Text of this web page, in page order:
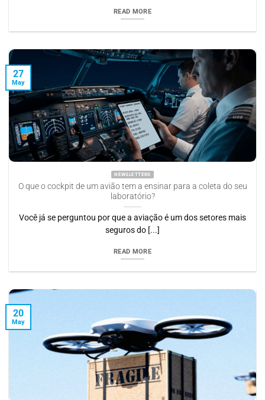
READ MORE
NEWSLETTERS
O que o cockpit de um avião tem a ensinar para a coleta do seu
laboratório?
Você já se perguntou por que a aviação é um dos setores mais
seguros do [...]
READ MORE
27
May
20
May